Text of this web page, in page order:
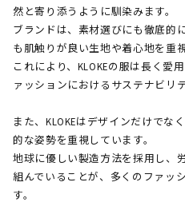
然と寄り添うように馴染みます。
ブランドは、素材選びにも徹底的
も肌触りが良い生地や着心地を重
これにより、KLOKEの服は長く愛
ァッションにおけるサステナビリ
また、KLOKEはデザインだけでな
的な姿勢を重視しています。
地球に優しい製造方法を採用し、
組んでいることが、多くのファッ
す。